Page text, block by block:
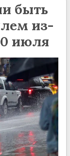
быть
из-
июля